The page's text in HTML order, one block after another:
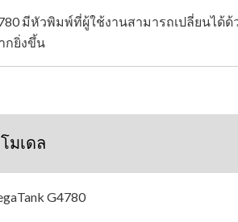
มีหัวพิมพ์ที่ผู้ใช้งานสามารถเปลี่ยนไ
กยิ่งขึ้น
มเดล
G4780